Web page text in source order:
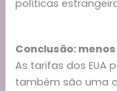
políticas
Conclusão:
As tarifas dos EUA
também são uma